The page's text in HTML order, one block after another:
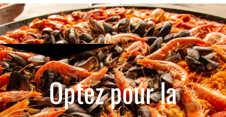
Optez pour la